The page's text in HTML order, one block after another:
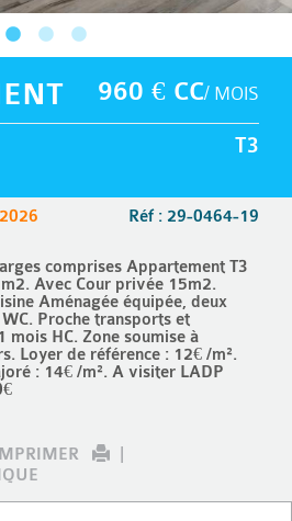
960 € CC/ MOIS
T3
Réf : 29-0464-19
comprises Appartement T3
Avec Cour privée 15m2.
Aménagée équipée, deux
Proche transports et
mois HC. Zone soumise à
Loyer de référence : 12€ /m².
: 14€ /m². A visiter LADP
IMPRIMER